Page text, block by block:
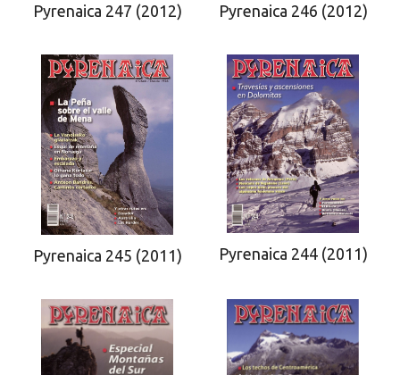
Pyrenaica 247 (2012) Pyrenaica 246 (2012)
Pyrenaica 245 (2011) Pyrenaica 244 (2011)